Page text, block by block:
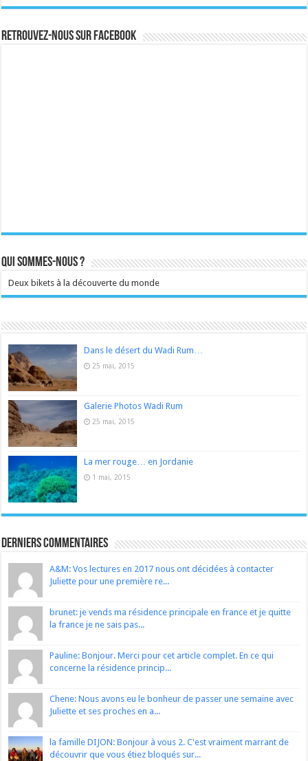
Retrouvez-nous sur Facebook
Qui sommes-nous ?
Deux bikets à la découverte du monde
Dans le désert du Wadi Rum…
25 mai, 2015
Galerie Photos Wadi Rum
25 mai, 2015
La mer rouge… en Jordanie
1 mai, 2015
Derniers Commentaires
A&M: Vos lectures en 2017 nous ont décidées à contacter
Juliette pour une première re...
brunet: je vends ma résidence principale en france et je quitte
la france je ne sais pas...
Pauline: Bonjour. Merci pour cet article complet. En ce qui
concerne la résidence princip...
Chene: Nous avons eu le bonheur de passer une semaine avec
Juliette et ses proches en a...
la famille DIJON: Bonjour à vous 2. C'est vraiment marrant de
découvrir que vous étiez bloqués sur...